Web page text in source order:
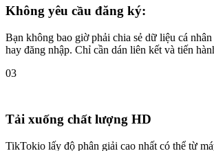
Không yêu cầu đăng ký:
Bạn không bao giờ phải chia sẻ dữ liệu cá
hay đăng nhập. Chỉ cần dán liên kết và tiến
03
Tải xuống chất lượng HD
TikTokio lấy độ phân giải cao nhất có thể từ